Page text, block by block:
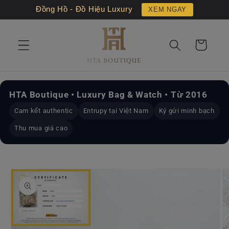
Đồng Hồ - Đồ Hiệu Luxury XEM NGAY
đến nội
Giỏ
hàng
HTA Boutique • Luxury Bag & Watch • Từ 2016
Cam kết authentic Entrupy tại Việt Nam Ký gửi minh bạch
Thu mua giá cao
đến
thông
tin sản
phẩm